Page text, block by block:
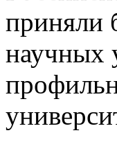
приняли
научных